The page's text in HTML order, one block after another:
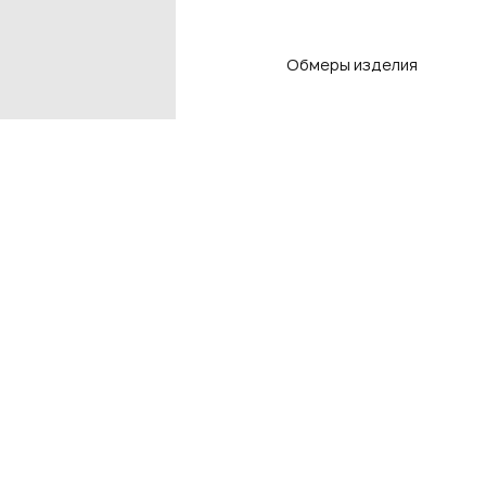
Обмеры изделия